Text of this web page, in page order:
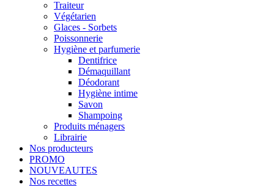
Traiteur
Végétarien
Glaces - Sorbets
Poissonnerie
Hygiène et parfumerie
Dentifrice
Démaquillant
Déodorant
Hygiène intime
Savon
Shampoing
Produits ménagers
Librairie
Nos producteurs
PROMO
NOUVEAUTES
Nos recettes